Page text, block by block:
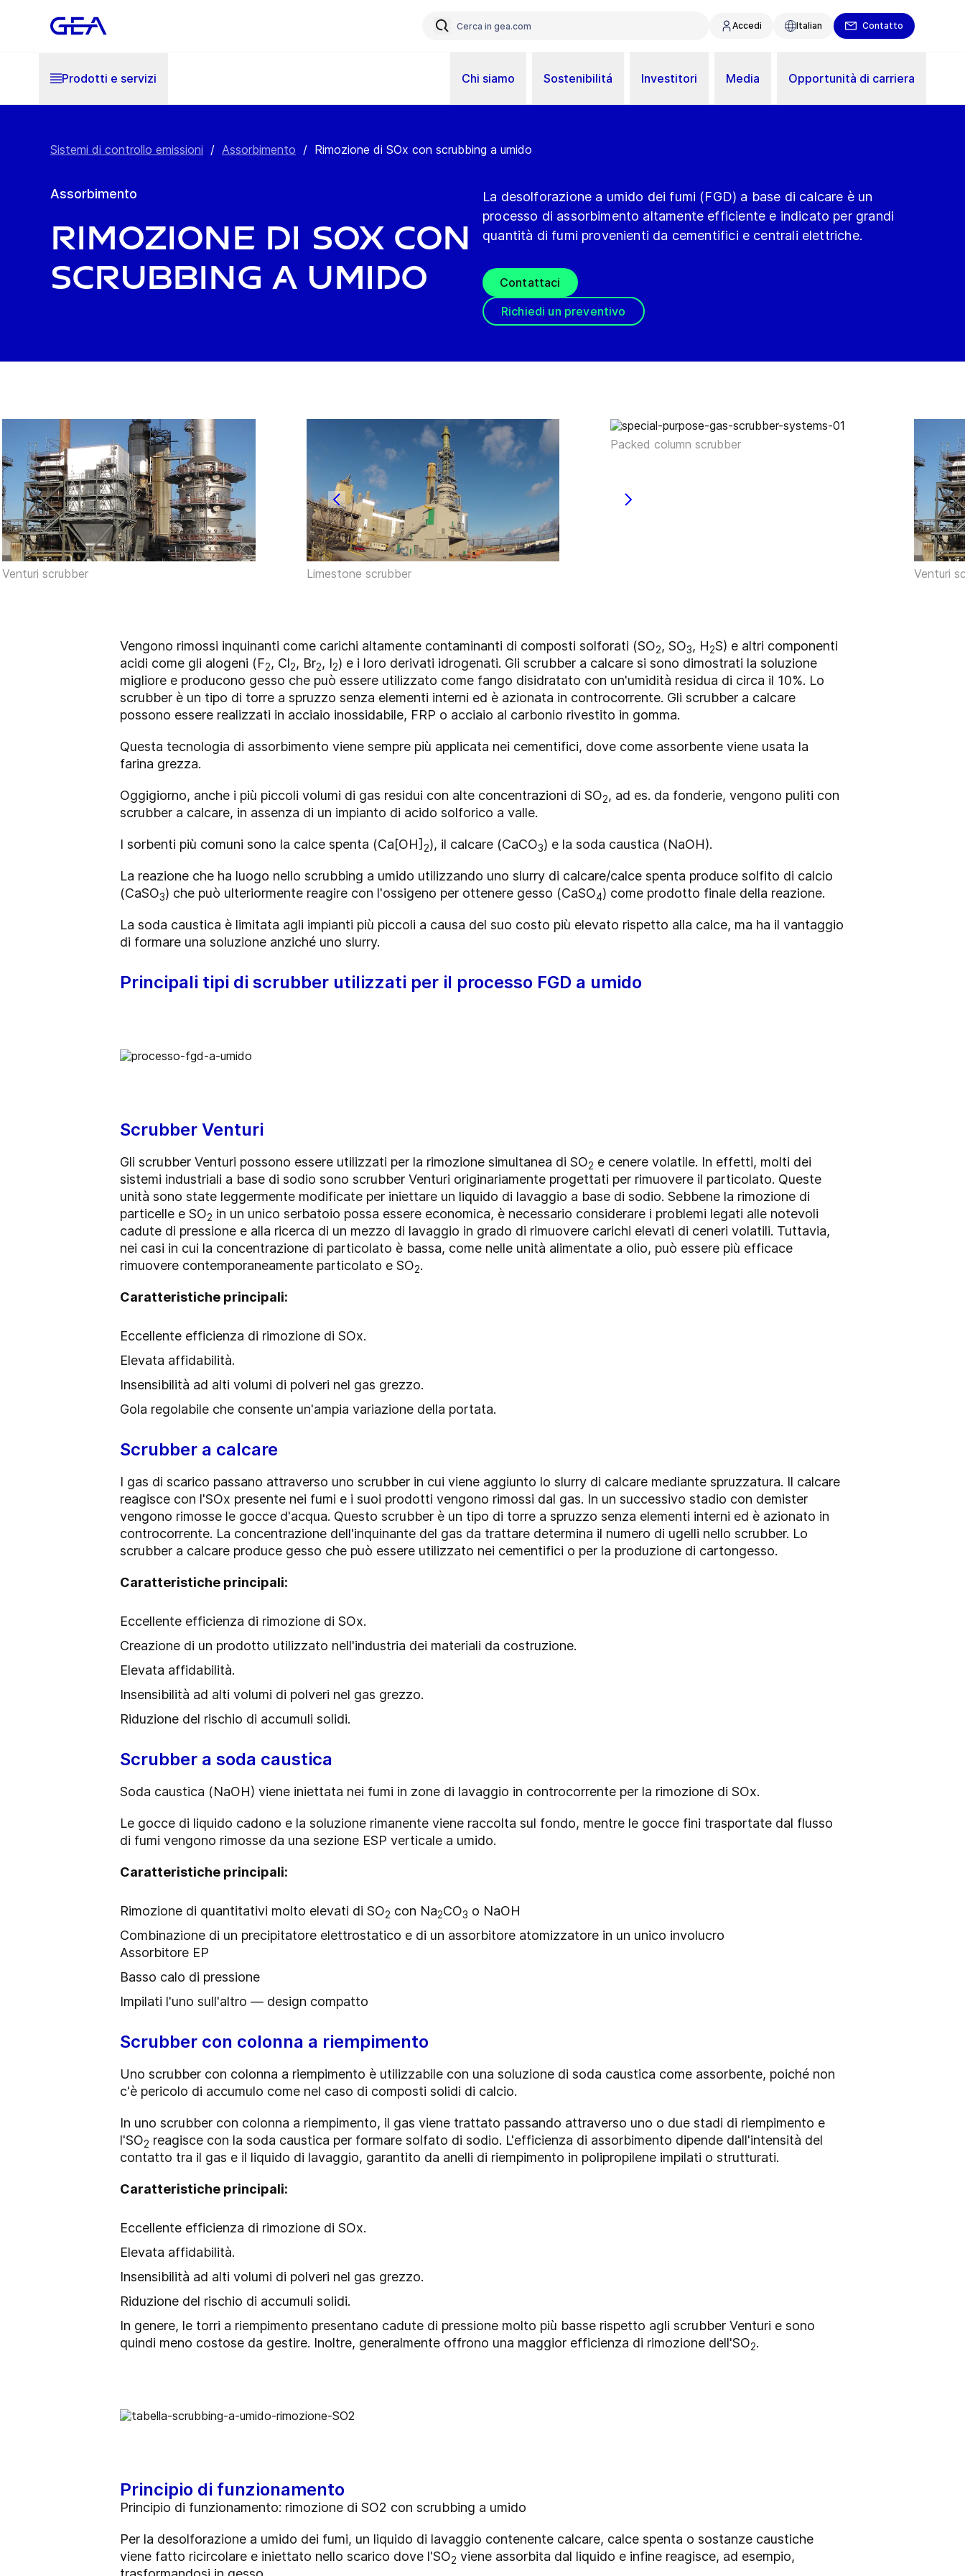
Accedi Italian Contatto
Prodotti e servizi Chi siamo Sostenibilitá Investitori Media Opportunità di carriera
Sistemi di controllo emissioni / Assorbimento / Rimozione di SOx con scrubbing a umido
Assorbimento
Rimozione di SOx con
scrubbing a umido
La desolforazione a umido dei fumi (FGD) a base di calcare è un
processo di assorbimento altamente efficiente e indicato per grandi
quantità di fumi provenienti da cementifici e centrali elettriche.
Contattaci
Richiedi un preventivo
Venturi scrubber Limestone scrubber
Packed column scrubber
Venturi
Vengono rimossi inquinanti come carichi altamente contaminanti di composti solforati (SO2, SO3, H2S) e altri componenti
acidi come gli alogeni (F2, Cl2, Br2, I2) e i loro derivati idrogenati. Gli scrubber a calcare si sono dimostrati la soluzione
migliore e producono gesso che può essere utilizzato come fango disidratato con un'umidità residua di circa il 10%. Lo
scrubber è un tipo di torre a spruzzo senza elementi interni ed è azionata in controcorrente. Gli scrubber a calcare
possono essere realizzati in acciaio inossidabile, FRP o acciaio al carbonio rivestito in gomma.
Questa tecnologia di assorbimento viene sempre più applicata nei cementifici, dove come assorbente viene usata la
farina grezza.
Oggigiorno, anche i più piccoli volumi di gas residui con alte concentrazioni di SO2, ad es. da fonderie, vengono puliti con
scrubber a calcare, in assenza di un impianto di acido solforico a valle.
I sorbenti più comuni sono la calce spenta (Ca[OH] 2), il calcare (CaCO3) e la soda caustica (NaOH).
La reazione che ha luogo nello scrubbing a umido utilizzando uno slurry di calcare/calce spenta produce solfito di calcio
(CaSO3) che può ulteriormente reagire con l'ossigeno per ottenere gesso (CaSO4) come prodotto finale della reazione.
La soda caustica è limitata agli impianti più piccoli a causa del suo costo più elevato rispetto alla calce, ma ha il vantaggio
di formare una soluzione anziché uno slurry.
Principali tipi di scrubber utilizzati per il processo FGD a umido
Scrubber Venturi
Gli scrubber Venturi possono essere utilizzati per la rimozione simultanea di SO2 e cenere volatile. In effetti, molti dei
sistemi industriali a base di sodio sono scrubber Venturi originariamente progettati per rimuovere il particolato. Queste
unità sono state leggermente modificate per iniettare un liquido di lavaggio a base di sodio. Sebbene la rimozione di
particelle e SO2 in un unico serbatoio possa essere economica, è necessario considerare i problemi legati alle notevoli
cadute di pressione e alla ricerca di un mezzo di lavaggio in grado di rimuovere carichi elevati di ceneri volatili. Tuttavia,
nei casi in cui la concentrazione di particolato è bassa, come nelle unità alimentate a olio, può essere più efficace
rimuovere contemporaneamente particolato e SO2.
Caratteristiche principali:
Eccellente efficienza di rimozione di SOx.
Elevata affidabilità.
Insensibilità ad alti volumi di polveri nel gas grezzo.
Gola regolabile che consente un'ampia variazione della portata.
Scrubber a calcare
I gas di scarico passano attraverso uno scrubber in cui viene aggiunto lo slurry di calcare mediante spruzzatura. Il calcare
reagisce con l'SOx presente nei fumi e i suoi prodotti vengono rimossi dal gas. In un successivo stadio con demister
vengono rimosse le gocce d'acqua. Questo scrubber è un tipo di torre a spruzzo senza elementi interni ed è azionato in
controcorrente. La concentrazione dell'inquinante del gas da trattare determina il numero di ugelli nello scrubber. Lo
scrubber a calcare produce gesso che può essere utilizzato nei cementifici o per la produzione di cartongesso.
Caratteristiche principali:
Eccellente efficienza di rimozione di SOx.
Creazione di un prodotto utilizzato nell'industria dei materiali da costruzione.
Elevata affidabilità.
Insensibilità ad alti volumi di polveri nel gas grezzo.
Riduzione del rischio di accumuli solidi.
Scrubber a soda caustica
Soda caustica (NaOH) viene iniettata nei fumi in zone di lavaggio in controcorrente per la rimozione di SOx.
Le gocce di liquido cadono e la soluzione rimanente viene raccolta sul fondo, mentre le gocce fini trasportate dal flusso
di fumi vengono rimosse da una sezione ESP verticale a umido.
Caratteristiche principali:
Rimozione di quantitativi molto elevati di SO2 con Na2CO3 o NaOH
Combinazione di un precipitatore elettrostatico e di un assorbitore atomizzatore in un unico involucro
Assorbitore EP
Basso calo di pressione
Impilati l'uno sull'altro — design compatto
Scrubber con colonna a riempimento
Uno scrubber con colonna a riempimento è utilizzabile con una soluzione di soda caustica come assorbente, poiché non
c'è pericolo di accumulo come nel caso di composti solidi di calcio.
In uno scrubber con colonna a riempimento, il gas viene trattato passando attraverso uno o due stadi di riempimento e
l'SO2 reagisce con la soda caustica per formare solfato di sodio. L'efficienza di assorbimento dipende dall'intensità del
contatto tra il gas e il liquido di lavaggio, garantito da anelli di riempimento in polipropilene impilati o strutturati.
Caratteristiche principali:
Eccellente efficienza di rimozione di SOx.
Elevata affidabilità.
Insensibilità ad alti volumi di polveri nel gas grezzo.
Riduzione del rischio di accumuli solidi.
In genere, le torri a riempimento presentano cadute di pressione molto più basse rispetto agli scrubber Venturi e sono
quindi meno costose da gestire. Inoltre, generalmente offrono una maggior efficienza di rimozione dell'SO2.
Principio di funzionamento
Principio di funzionamento: rimozione di SO2 con scrubbing a umido
Per la desolforazione a umido dei fumi, un liquido di lavaggio contenente calcare, calce spenta o sostanze caustiche
viene fatto ricircolare e iniettato nello scarico dove l'SO2 viene assorbita dal liquido e infine reagisce, ad esempio,